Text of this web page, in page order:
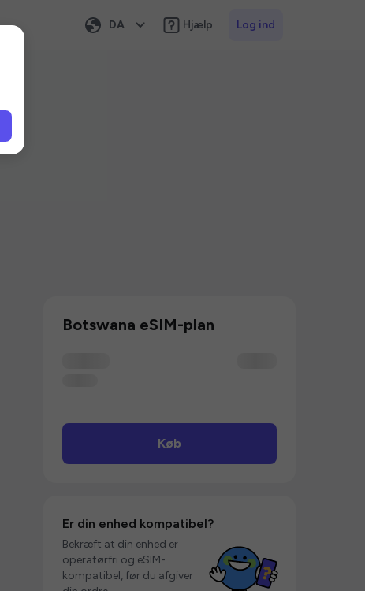
DA Hjælp Log ind
Botswana eSIM-plan
Køb
Er din enhed kompatibel?
Bekræft at din enhed er
operatørfri og eSIM-
kompatibel, før du afgiver